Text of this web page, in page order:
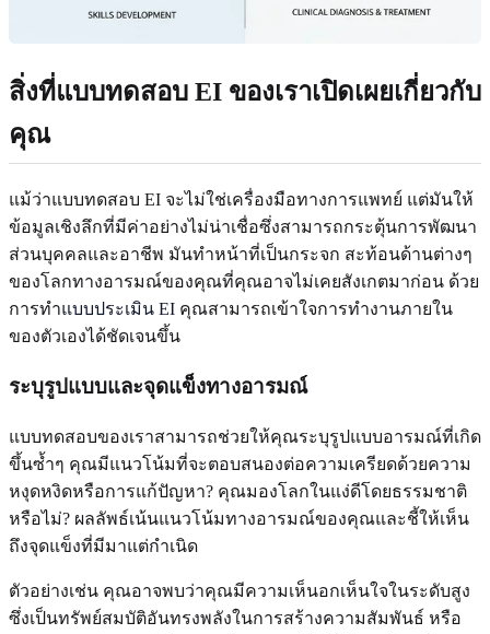
สิ่งที่แบบทดสอบ EI ของเราเปิดเผยเกี่ยวกับ
คุณ
แม้ว่าแบบทดสอบ EI จะไม่ใช่เครื่องมือทางการแพทย์ แต่มันให้
ข้อมูลเชิงลึกที่มีค่าอย่างไม่น่าเชื่อซึ่งสามารถกระตุ้นการพัฒนา
ส่วนบุคคลและอาชีพ มันทำหน้าที่เป็นกระจก สะท้อนด้านต่างๆ
ของโลกทางอารมณ์ของคุณที่คุณอาจไม่เคยสังเกตมาก่อน ด้วย
การทำแบบประเมิน EI คุณสามารถเข้าใจการทำงานภายใน
ของตัวเองได้ชัดเจนขึ้น
ระบุรูปแบบและจุดแข็งทางอารมณ์
แบบทดสอบของเราสามารถช่วยให้คุณระบุรูปแบบอารมณ์ที่เกิด
ขึ้นซ้ำๆ คุณมีแนวโน้มที่จะตอบสนองต่อความเครียดด้วยความ
หงุดหงิดหรือการแก้ปัญหา? คุณมองโลกในแง่ดีโดยธรรมชาติ
หรือไม่? ผลลัพธ์เน้นแนวโน้มทางอารมณ์ของคุณและชี้ให้เห็น
ถึงจุดแข็งที่มีมาแต่กำเนิด
ตัวอย่างเช่น คุณอาจพบว่าคุณมีความเห็นอกเห็นใจในระดับสูง
ซึ่งเป็นทรัพย์สมบัติอันทรงพลังในการสร้างความสัมพันธ์ หรือ